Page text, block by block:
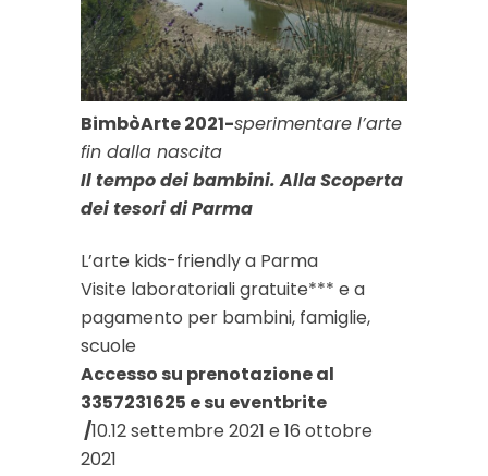
BimbòArte 2021-sperimentare l’arte
fin dalla nascita
Il tempo dei bambini. Alla Scoperta
dei tesori di Parma
L’arte kids-friendly a Parma
Visite laboratoriali gratuite*** e a
pagamento per bambini, famiglie,
scuole
Accesso su prenotazione al
3357231625 e su eventbrite
/10.12 settembre 2021 e 16 ottobre
2021